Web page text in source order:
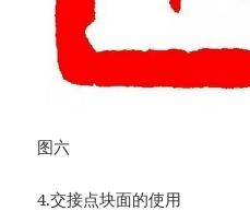
图六
4.交接点块面的使用